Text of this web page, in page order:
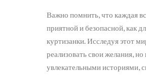
Важно помнить, что каждая
приятной и безопасной, как
куртизанки. Исследуя этот
реализовать свои желания,
увлекательными историями,